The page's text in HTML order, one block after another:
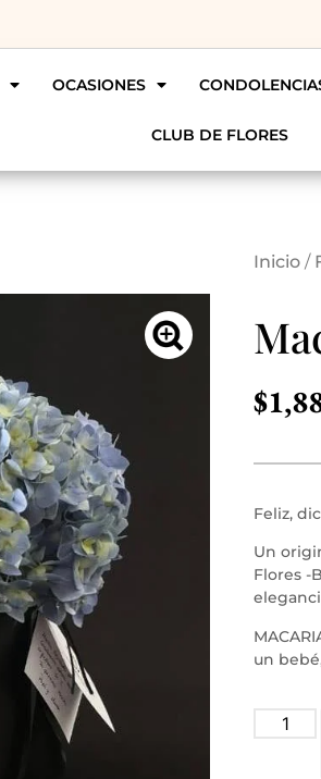
OCASIONES
CLUB DE FLORES
Inicio /
$
Feliz,
Un
Flores -
un